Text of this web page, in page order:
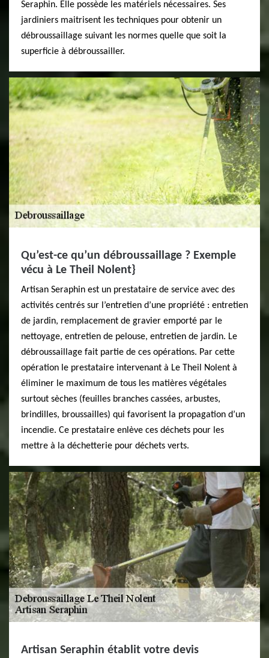
Seraphin. Elle possède les matériels nécessaires. Ses
jardiniers maitrisent les techniques pour obtenir un
débroussaillage suivant les normes quelle que soit la
superficie à débroussailler.
Qu’est-ce qu’un débroussaillage ? Exemple
vécu à Le Theil Nolent}
Artisan Seraphin est un prestataire de service avec des
activités centrés sur l’entretien d’une propriété : entretien
de jardin, remplacement de gravier emporté par le
nettoyage, entretien de pelouse, entretien de jardin. Le
débroussaillage fait partie de ces opérations. Par cette
opération le prestataire intervenant à Le Theil Nolent à
éliminer le maximum de tous les matières végétales
surtout sèches (feuilles branches cassées, arbustes,
brindilles, broussailles) qui favorisent la propagation d’un
incendie. Ce prestataire enlève ces déchets pour les
mettre à la déchetterie pour déchets verts.
Artisan Seraphin établit votre devis